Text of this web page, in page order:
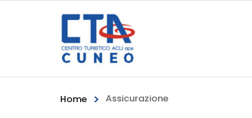
Home > Assicurazione